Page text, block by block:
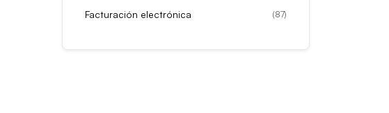
Facturación electrónica (87)